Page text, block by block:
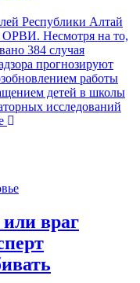
Республики Алтай
ОРВИ. Несмотря на то,
384 случая
прогнозируют
работы
детей в школы
исследований
враг